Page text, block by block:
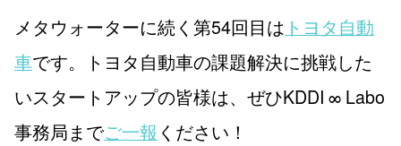
メタウォーターに続く第54回目は トヨタ自動
車です。トヨタ自動車の課題解決に挑戦した
いスタートアップの皆様は、ぜひKDDI ∞ Labo
事務局までご一報 ください！